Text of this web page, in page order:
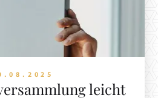
leicht